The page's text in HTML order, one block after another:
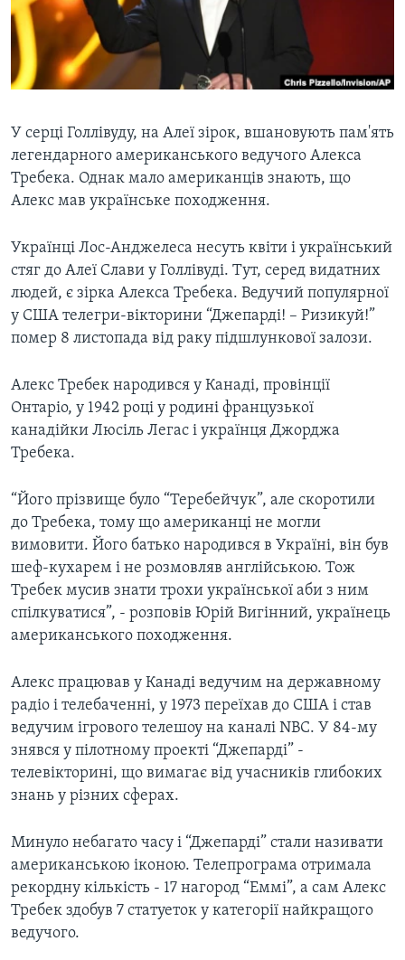
СУСПІЛЬСТВО
ЕКОНОМІКА
ІСТОРІЇ УСПІХУ УКРАЇНЦІВ
ТЕЛЕПРОГРАМИ
ЧАС-TIME
СТУДІЯ ВАШИНГТОН
ВІКНО В АМЕРИКУ
ПРАЙМ-ТАЙМ
ENGLISH
МИ В СОЦМЕРЕЖАХ
Мови
У серці Голлівуду, на Алеї зірок, вшановують пам'ять
легендарного американського ведучого Алекса
Требека. Однак мало американців знають, що
Алекс мав українське походження.
Українці Лос-Анджелеса несуть квіти і український
стяг до Алеї Слави у Голлівуді. Тут, серед видатних
людей, є зірка Алекса Требека. Ведучий популярної
у США телегри-вікторини “Джепарді! – Ризикуй!”
помер 8 листопада від раку підшлункової залози.
Алекс Требек народився у Канаді, провінції
Онтаріо, у 1942 році у родині французької
канадійки Люсіль Легас і українця Джорджа
Требека.
“Його прізвище було “Теребейчук”, але скоротили
до Требека, тому що американці не могли
вимовити. Його батько народився в Україні, він був
шеф-кухарем і не розмовляв англійською. Тож
Требек мусив знати трохи української аби з ним
спілкуватися”, - розповів Юрій Вигінний, українець
американського походження.
Алекс працював у Канаді ведучим на державному
радіо і телебаченні, у 1973 переїхав до США і став
ведучим ігрового телешоу на каналі NBC. У 84-му
знявся у пілотному проекті “Джепарді” -
телевікторині, що вимагає від учасників глибоких
знань у різних сферах.
Минуло небагато часу і “Джепарді” стали називати
американською іконою. Телепрограма отримала
рекордну кількість - 17 нагород “Еммі”, а сам Алекс
Требек здобув 7 статуеток у категорії найкращого
ведучого.